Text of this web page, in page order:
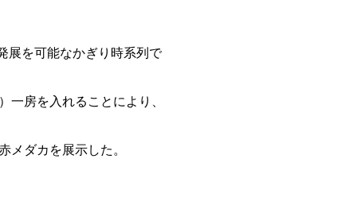
展を可能なかぎり時系列で
房を入れることにより、
ダカを展示した。